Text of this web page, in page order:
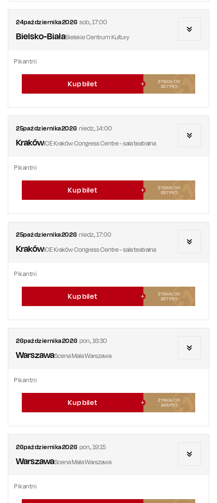
24października2026 sob.,17:00
Bielsko-BiałaBielskie Centrum Kultury
Pikantni
Kup bilet
ZYSKAJ OD
357PKT
25października2026 niedz.,14:00
KrakówICE Kraków Congress Centre - sala teatralna
Pikantni
Kup bilet
ZYSKAJ OD
297PKT
25października2026 niedz.,17:00
KrakówICE Kraków Congress Centre - sala teatralna
Pikantni
Kup bilet
ZYSKAJ OD
297PKT
26października2026 pon.,16:30
WarszawaScena Mała Warszawa
Pikantni
Kup bilet
ZYSKAJ OD
345PKT
26października2026 pon.,19:15
WarszawaScena Mała Warszawa
Pikantni